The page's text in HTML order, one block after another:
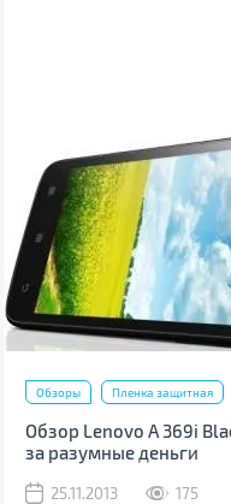
Обзоры Пленка защитная
Обзор Lenovo A 369i
за разумные деньги
25.11.2013 175